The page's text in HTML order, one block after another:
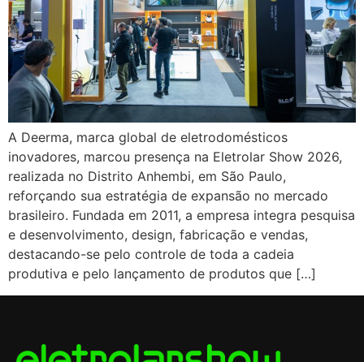
A Deerma, marca global de eletrodomésticos
inovadores, marcou presença na Eletrolar Show 2026,
realizada no Distrito Anhembi, em São Paulo,
reforçando sua estratégia de expansão no mercado
brasileiro. Fundada em 2011, a empresa integra pesquisa
e desenvolvimento, design, fabricação e vendas,
destacando-se pelo controle de toda a cadeia
produtiva e pelo lançamento de produtos que […]